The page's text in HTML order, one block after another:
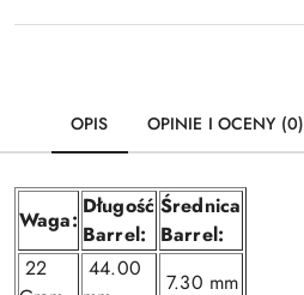
OPIS OPINIE I OCENY (0)
Waga:
Długość
Barrel:
Średnica
Barrel:
22
44.00
7.30 mm